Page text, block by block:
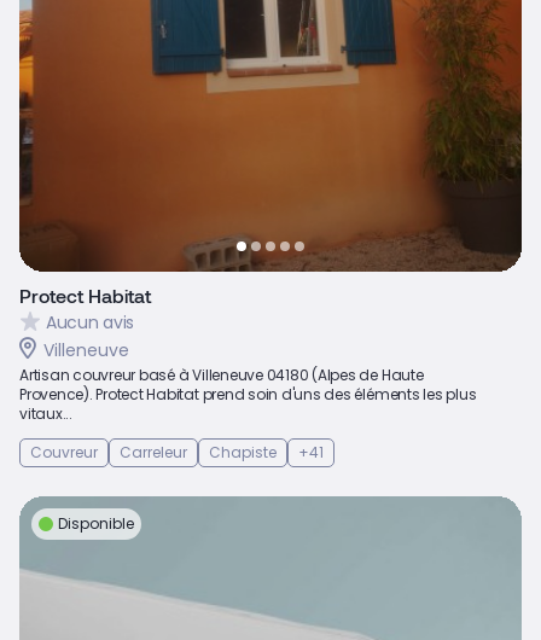
Protect Habitat
Aucun avis
Villeneuve
Artisan couvreur basé à Villeneuve 04180 (Alpes de Haute
Provence). Protect Habitat prend soin d'uns des éléments les plus
vitaux...
Couvreur
Carreleur Chapiste +41
Disponible